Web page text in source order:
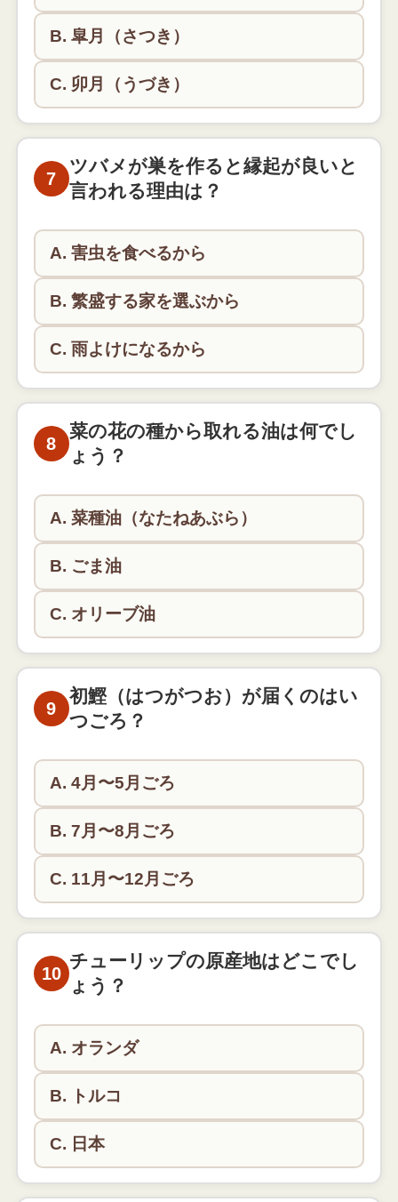
B. 皐月（さつき）
C. 卯月（うづき）
4月の旧暦名は「卯月（うづき）」です。卯の花が
咲く季節にちなんでいます。
7
ツバメが巣を作ると縁起が良いと
言われる理由は？
A. 害虫を食べるから
B. 繁盛する家を選ぶから
C. 雨よけになるから
ツバメは人の出入りが多いにぎやかな家に巣を作り
ます。商売繁盛の縁起物とされてきました。
8
菜の花の種から取れる油は何でし
ょう？
A. 菜種油（なたねあぶら）
B. ごま油
C. オリーブ油
菜の花の種から取れるのは菜種油です。日本では古
くから使われてきました。
9
初鰹（はつがつお）が届くのはい
つごろ？
A. 4月〜5月ごろ
B. 7月〜8月ごろ
C. 11月〜12月ごろ
初鰹は4月〜5月ごろに届きます。「目には青葉 山
ほととぎす 初鰹」の俳句でも有名です。
10
チューリップの原産地はどこでし
ょう？
A. オランダ
B. トルコ
C. 日本
チューリップの原産地はトルコです。オランダで広